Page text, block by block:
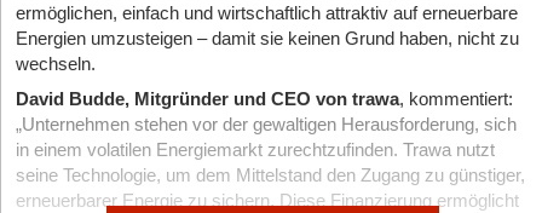
ermöglichen, einfach und wirtschaftlich attraktiv auf erneuerbare
Energien umzusteigen – damit sie keinen Grund haben, nicht zu
wechseln.
David Budde, Mitgründer und CEO von trawa, kommentiert:
„Unternehmen stehen vor der gewaltigen Herausforderung, sich
in einem volatilen Energiemarkt zurechtzufinden. Trawa nutzt
seine Technologie, um dem Mittelstand den Zugang zu günstiger,
erneuerbarer Energie zu sichern. Diese Finanzierung ermöglicht